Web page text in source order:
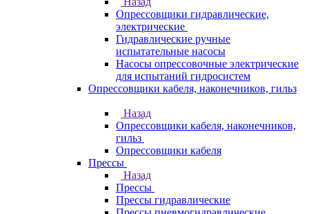
Опрессовщики гидравлические,
электрические
Гидравлические ручные
испытательные насосы
Насосы опрессовочные электрические
для испытаний гидросистем
Опрессовщики кабеля, наконечников, гильз
Назад
Опрессовщики кабеля, наконечников,
гильз
Опрессовщики кабеля
Прессы
Назад
Прессы
Прессы гидравлические